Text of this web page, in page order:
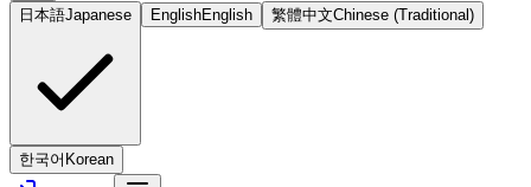
日本語Japanese EnglishEnglish 繁體中文Chinese (Traditional)
한국어 Korean